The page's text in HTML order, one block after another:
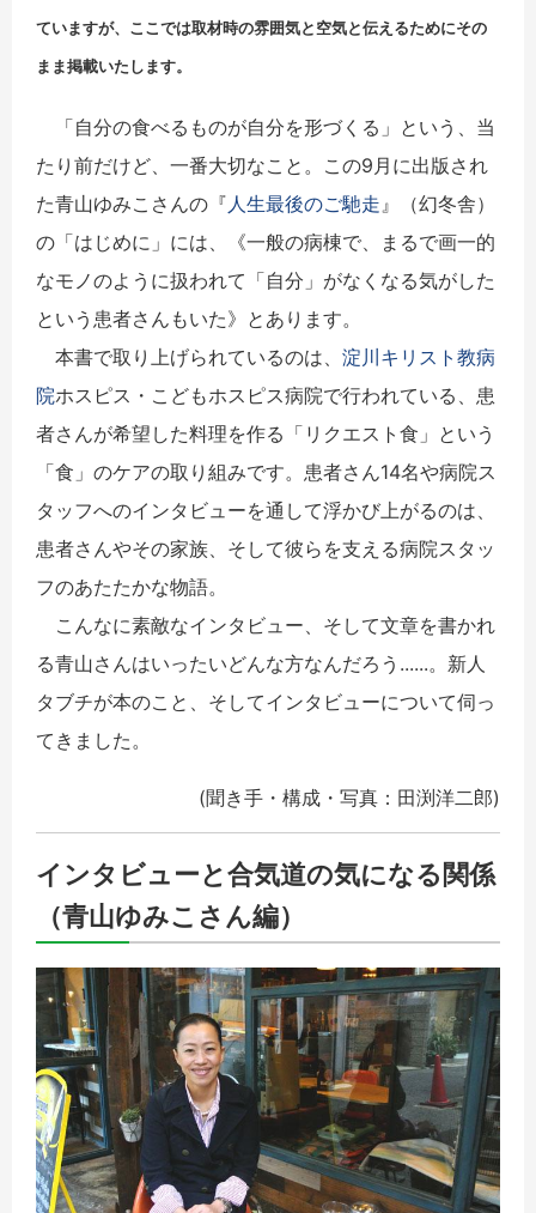
ていますが、 ここでは取材時の雰囲気と空気と伝えるためにその
まま掲載いたし ます。
「自分の食べるものが自分を形づくる」という、当
たり前だけど、一番大切なこと。この9月に出版され
た青山ゆみこさんの『 人生最後のご馳走 』（幻冬舎）
の「はじめに」には、《一般の病棟で、まるで画一的
なモノのように扱われて「自分」がなくなる気がした
という患者さんもいた》とあります。
本書で取り上げられているのは、 淀川キリスト教病
院ホスピス・こどもホスピス病院で行われている、患
者さんが希望した料理を作る「リクエスト食」という
「食」のケアの取り組みです。患者さん14名や病院ス
タッフへのインタビューを通して浮かび上がるのは、
患者さんやその家族、そして彼らを支える病院スタッ
フのあたたかな物語。
こんなに素敵なインタビュー、そして文章を書かれ
る青山さんはいったいどんな方なんだろう......。新人
タブチが本のこと、そしてインタビューについて伺っ
てきました。
(聞き手・構成・写真：田渕洋二郎)
インタビューと合気道の気になる関係
（青山ゆみこさん編）